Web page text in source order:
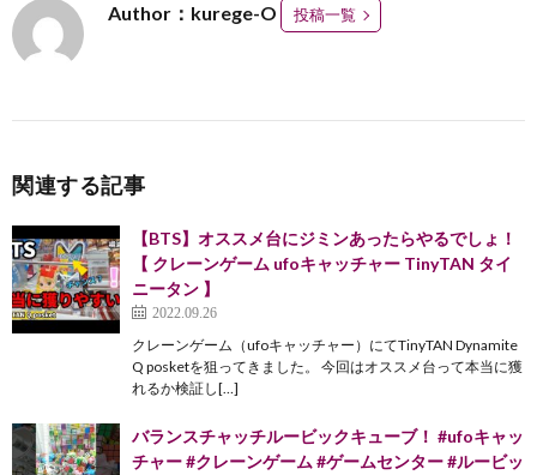
Author：kurege-O 投稿一覧
関連する記事
【BTS】オススメ台にジミンあったらやるでしょ！
【 クレーンゲーム ufoキャッチャー TinyTAN タイ
ニータン 】
2022.09.26
クレーンゲーム（ufoキャッチャー）にてTinyTAN Dynamite
Q posketを狙ってきました。 今回はオススメ台って本当に獲
れるか検証し[…]
バランスチャッチルービックキューブ！ #ufoキャッ
チャー #クレーンゲーム #ゲームセンター #ルービッ